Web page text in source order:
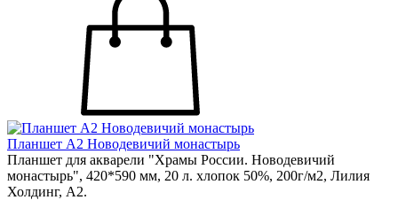
Планшет А2 Новодевичий монастырь
Планшет для акварели "Храмы России. Новодевичий
монастырь", 420*590 мм, 20 л. хлопок 50%, 200г/м2, Лилия
Холдинг, А2.